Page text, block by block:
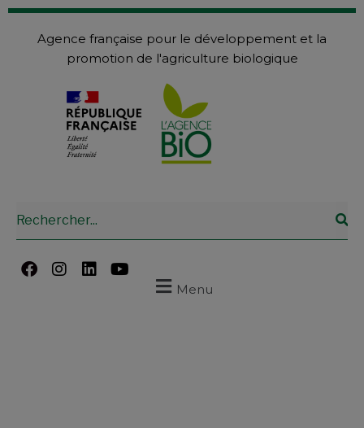
Agence française pour le développement et la
promotion de l'agriculture biologique
Menu